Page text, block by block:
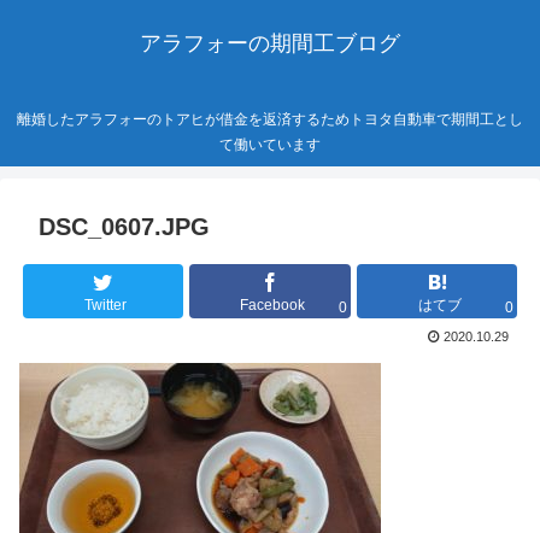
アラフォーの期間工ブログ
離婚したアラフォーのトアヒが借金を返済するためトヨタ自動車で期間工とし
て働いています
DSC_0607.JPG
Twitter Facebook 0 はてブ 0
2020.10.29